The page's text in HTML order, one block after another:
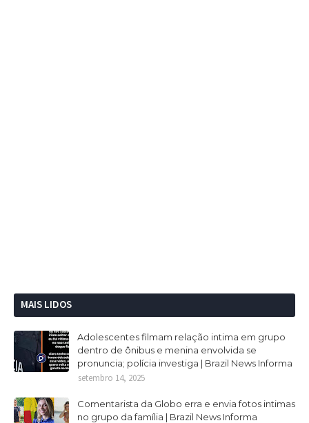
MAIS LIDOS
Adolescentes filmam relação intima em grupo
dentro de ônibus e menina envolvida se
pronuncia; polícia investiga | Brazil News Informa
setembro 14, 2025
Comentarista da Globo erra e envia fotos intimas
no grupo da família | Brazil News Informa